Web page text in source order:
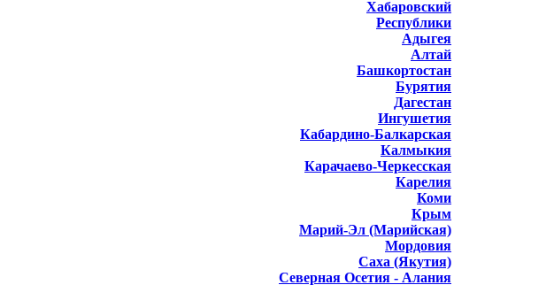
Хабаровский
Республики
Адыгея
Алтай
Башкортостан
Бурятия
Дагестан
Ингушетия
Кабардино-Балкарская
Калмыкия
Карачаево-Черкесская
Карелия
Коми
Крым
Марий-Эл (Марийская)
Мордовия
Саха (Якутия)
Северная Осетия - Алания